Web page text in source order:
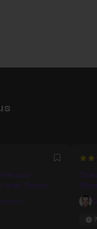
Favori
pour
avec Zbrush
4.75